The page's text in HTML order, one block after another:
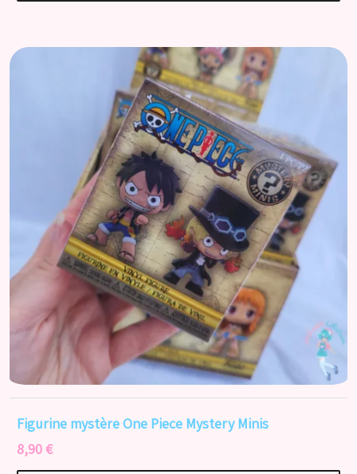
Figurine mystère One Piece Mystery Minis
8,90 €